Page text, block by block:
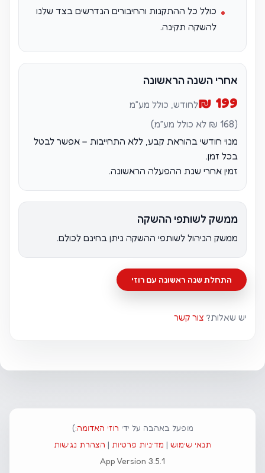
כולל כל ההתקנות והחיבורים הנדרשים בצד שלנו
להשקה תקינה.
אחרי השנה הראשונה
199 ₪
לחודש, כולל מע״מ
(168 ₪ לא כולל מע״מ)
מנוי חודשי בהוראת קבע, ללא התחייבות – אפשר לבטל
בכל זמן.
זמין אחרי שנת ההפעלה הראשונה.
ממשק לשותפי ההשקה
ממשק הניהול לשותפי ההשקה ניתן בחינם לכולם.
התחלת שנה ראשונה עם רוזי
יש שאלות? צור קשר
מופעל באהבה על ידי רוזי האדומה:)
תנאי שימוש | מדיניות פרטיות | הצהרת נגישות
App Version 3.5.1